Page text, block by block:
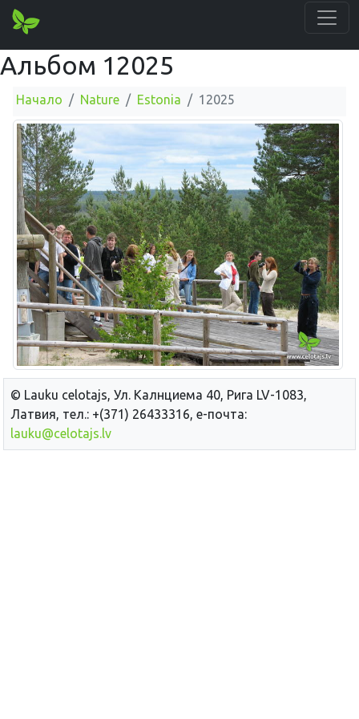
Альбом 12025
Начало Nature Estonia 12025
© Lauku сelotajs, Ул. Калнциема 40, Рига LV-1083,
Латвия, тел.: +(371) 26433316, е-почта:
lauku@celotajs.lv